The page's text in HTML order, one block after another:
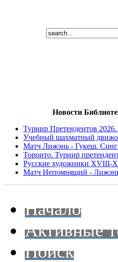
Новости
Турнир Претендентов
Учебный шахматный
Матч Лижэнь - Гукеш.
Торонто. Турнир
Русские художники XVIII-
Матч Непомнящий -
Начало
Активные
Поиск